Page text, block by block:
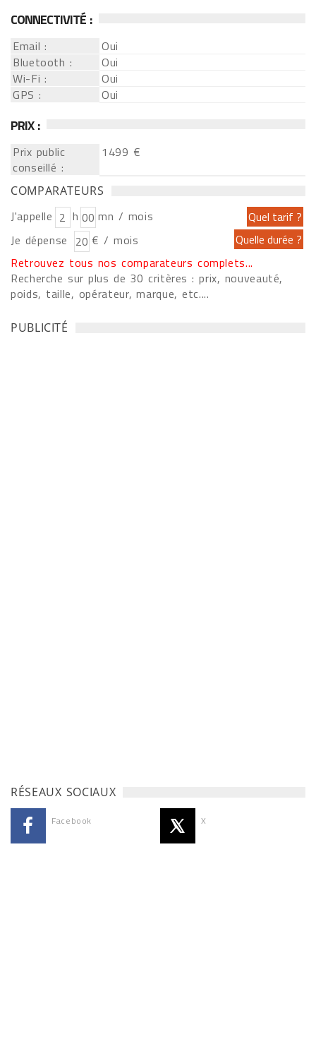
CONNECTIVITÉ :
Email :
Oui
Bluetooth :
Oui
Wi-Fi :
Oui
GPS :
Oui
PRIX :
Prix public
conseillé :
1499 €
COMPARATEURS
J'appelle h
mn / mois
Je dépense
€ / mois
Retrouvez tous nos comparateurs complets...
Recherche sur plus de 30 critères : prix, nouveauté,
poids, taille, opérateur, marque, etc....
PUBLICITÉ
RÉSEAUX SOCIAUX
Facebook X